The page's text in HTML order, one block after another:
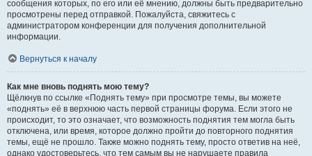
сообщения которых, по его или её мнению, должны быть предварительно
просмотрены перед отправкой. Пожалуйста, свяжитесь с
администратором конференции для получения дополнительной
информации.
Вернуться к началу
Как мне вновь поднять мою тему?
Щёлкнув по ссылке «Поднять тему» при просмотре темы, вы можете
«поднять» её в верхнюю часть первой страницы форума. Если этого не
происходит, то это означает, что возможность поднятия тем могла быть
отключена, или время, которое должно пройти до повторного поднятия
темы, ещё не прошло. Также можно поднять тему, просто ответив на неё,
однако удостоверьтесь, что тем самым вы не нарушаете правила